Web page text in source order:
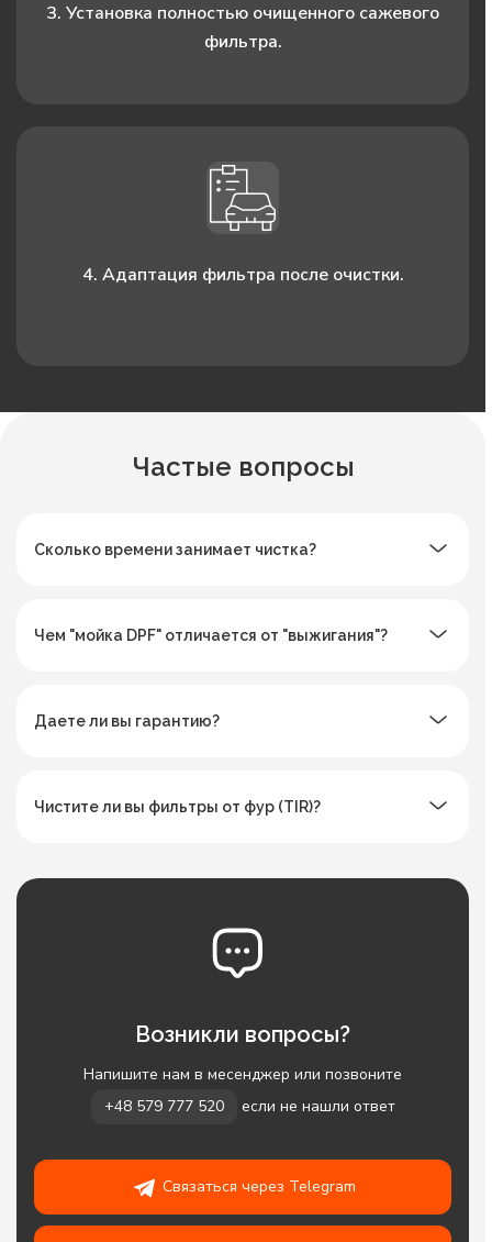
3. Установка полностью очищенного сажевого
фильтра.
4. Адаптация фильтра после очистки.
Частые вопросы
Сколько времени занимает чистка?
Чем "мойка DPF" отличается от "выжигания"?
Даете ли вы гарантию?
Чистите ли вы фильтры от фур (TIR)?
Возникли вопросы?
Напишите нам в месенджер или позвоните
+48 579 777 520
если не нашли ответ
Связаться через Telegram